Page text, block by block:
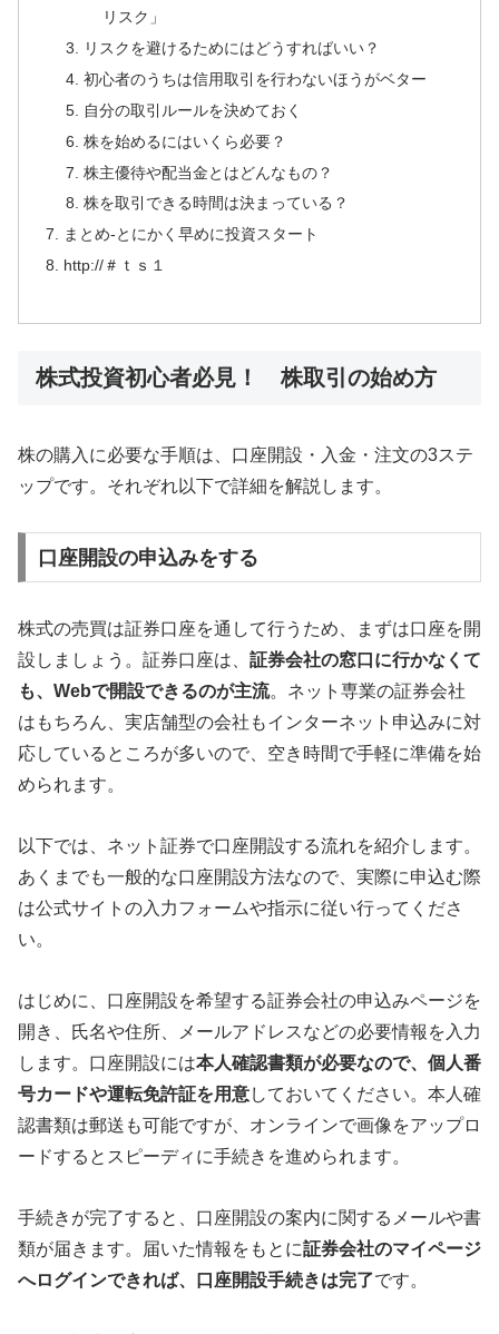
リスク」
リスクを避けるためにはどうすればいい？
初心者のうちは信用取引を行わないほうがベター
自分の取引ルールを決めておく
株を始めるにはいくら必要？
株主優待や配当金とはどんなもの？
株を取引できる時間は決まっている？
まとめ-とにかく早めに投資スタート
http://＃ｔｓ１
株式投資初心者必見！ 株取引の始め方
株の購入に必要な手順は、口座開設・入金・注文の3ステ
ップです。それぞれ以下で詳細を解説します。
口座開設の申込みをする
株式の売買は証券口座を通して行うため、まずは口座を開
設しましょう。証券口座は、 証券会社の窓口に行かなくて
も、Webで開設できるのが主流。ネット専業の証券会社
はもちろん、実店舗型の会社もインターネット申込みに対
応しているところが多いので、空き時間で手軽に準備を始
められます。
以下では、ネット証券で口座開設する流れを紹介します。
あくまでも一般的な口座開設方法なので、実際に申込む際
は公式サイトの入力フォームや指示に従い行ってくださ
い。
はじめに、口座開設を希望する証券会社の申込みページを
開き、氏名や住所、メールアドレスなどの必要情報を入力
します。口座開設には本人確認書類が必要なので、個人番
号カードや運転免許証を用意しておいてください。本人確
認書類は郵送も可能ですが、オンラインで画像をアップロ
ードするとスピーディに手続きを進められます。
手続きが完了すると、口座開設の案内に関するメールや書
類が届きます。届いた情報をもとに証券会社のマイページ
へログインできれば、口座開設手続きは完了です。